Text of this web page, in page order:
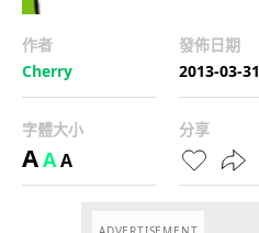
作者
Cherry
發佈日期
2013-03-31
字體大小
AAA
分享